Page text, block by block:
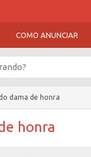
COMO ANUNCIAR
dama de honra
honra